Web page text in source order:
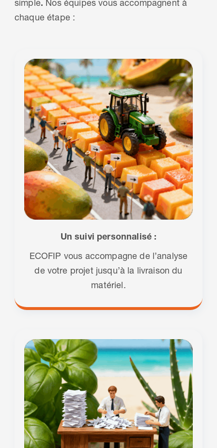
simple. Nos équipes vous accompagnent à
chaque étape :
Un suivi personnalisé :
ECOFIP vous accompagne de l’analyse
de votre projet jusqu’à la livraison du
matériel.